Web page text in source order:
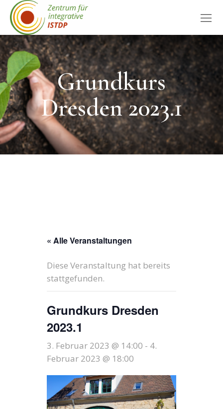
Grundkurs
Dresden 2023.1
« Alle Veranstaltungen
Diese Veranstaltung hat bereits
stattgefunden.
Grundkurs Dresden
2023.1
3. Februar 2023 @ 14:00 - 4.
Februar 2023 @ 18:00